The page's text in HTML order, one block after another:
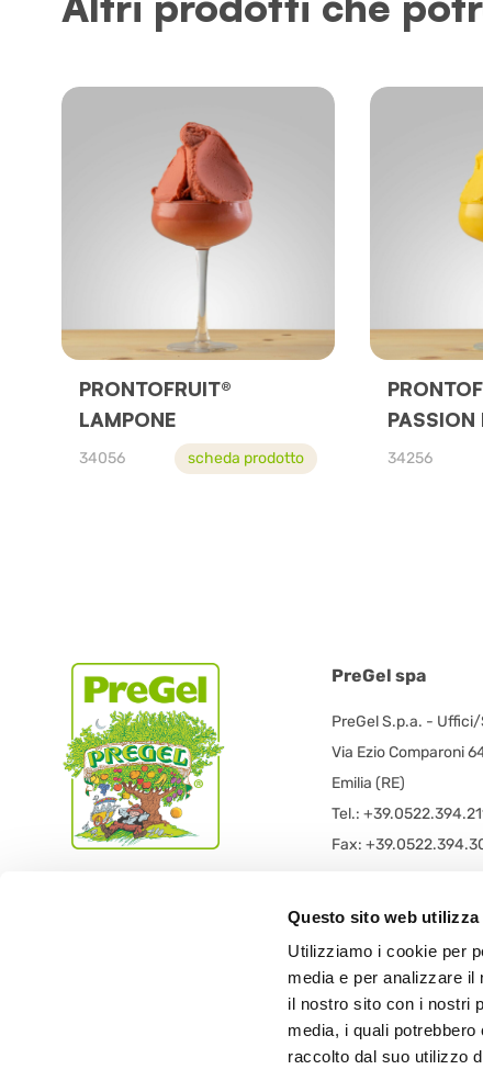
Questo sito web utilizza
Utilizziamo i cookie per
media e per analizzare
il nostro sito con i nostri
media, i quali
raccolto dal suo utilizzo
PRONTOFRUIT®
LAMPONE
34056 scheda prodotto
PASSION
34256
PreGel spa
PreGel S.p.a. -
Via Ezio Comparoni
Emilia (RE)
Tel.:
Fax:
Via 11 Settembre
42019 Scandiano